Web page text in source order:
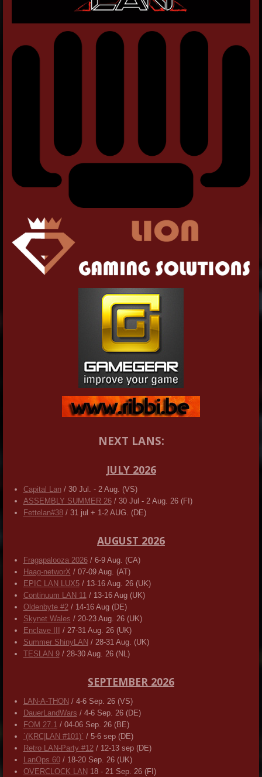
NEXT LANS:
JULY 2026
Capital Lan/ 30 Jul. - 2 Aug. (VS)
ASSEMBLY SUMMER 26/ 30 Jul - 2 Aug. 26 (FI)
Fettelan#38/ 31 jul + 1-2 AUG. (DE)
AUGUST 2026
Fragapalooza 2026/ 6-9 Aug. (CA)
Haag-networX / 07-09 Aug. (AT)
EPIC LAN LUX5/ 13-16 Aug. 26 (UK)
Continuum LAN 11/ 13-16 Aug (UK)
Oldenbyte #2/ 14-16 Aug (DE)
Skynet Wales / 20-23 Aug. 26 (UK)
Enclave III
/ 27-31 Aug. 26 (UK)
Summer ShinyLAN / 28-31 Aug. (UK)
TESLAN 9/ 28-30 Aug. 26 (NL)
SEPTEMBER 2026
LAN-A-THON / 4-6 Sep. 26 (VS)
DauerLandWars / 4-6 Sep. 26 (DE)
FOM 27.1/ 04-06 Sep. 26 (BE)
`(KRC|LAN #101)´ / 5-6 sep (DE)
Retro LAN-Party #12/ 12-13 sep (DE)
LanOps 60/ 18-20 Sep. 26 (UK)
OVERCLOCK LAN 18 - 21 Sep. 26 (FI)